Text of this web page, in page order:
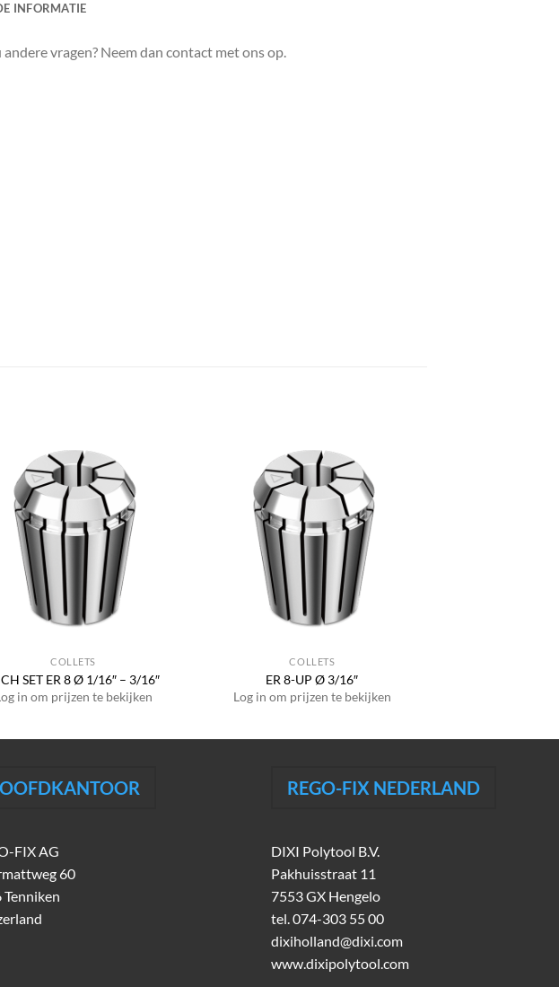
INFORMATIE
vragen? Neem dan contact met ons op.
COLLETS
SET ER 8 Ø 1/16″ – 3/16″
in om prijzen te bekijken
COLLETS
ER 8-UP Ø 3/16″
Log in om prijzen te bekijken
FIX AG
60
Tenniken
REGO-FIX NEDERLAND
DIXI Polytool B.V.
Pakhuisstraat 11
7553 GX Hengelo
tel. 074-303 55 00
dixiholland@dixi.com
www.dixipolytool.com